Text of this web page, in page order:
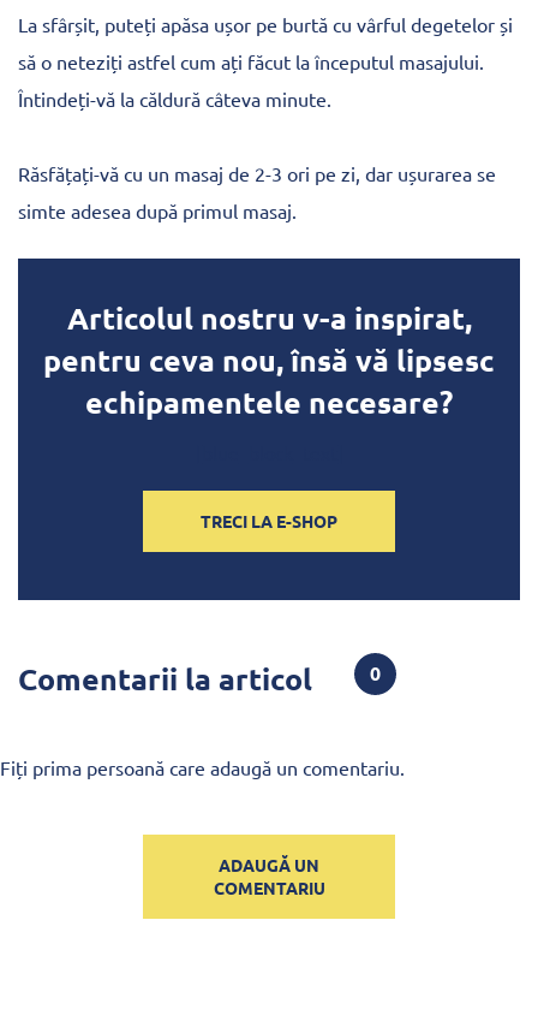
La sfârșit, puteți apăsa ușor pe burtă cu vârful degetelor și
să o neteziți astfel cum ați făcut la începutul masajului.
Întindeți-vă la căldură câteva minute.
Răsfățați-vă cu un masaj de 2-3 ori pe zi, dar ușurarea se
simte adesea după primul masaj.
Articolul nostru v-a inspirat,
pentru ceva nou, însă vă lipsesc
echipamentele necesare?
TRECI LA E-SHOP
Comentarii la articol 0
Fiți prima persoană care adaugă un comentariu.
ADAUGĂ UN
COMENTARIU